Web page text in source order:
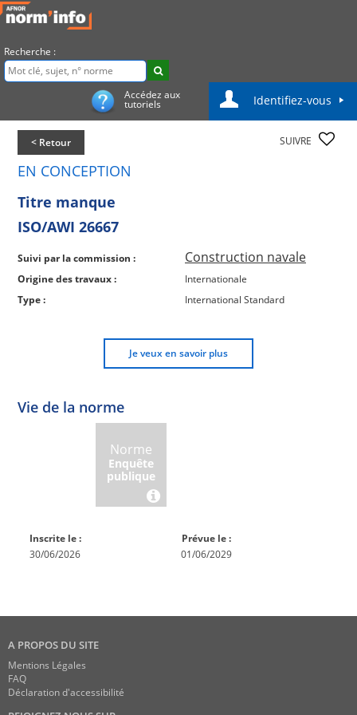
Recherche :
Accédez aux
tutoriels Identifiez-vous
< Retour SUIVRE
EN CONCEPTION
Titre manque
ISO/AWI 26667
Suivi par la commission : Construction navale
Origine des travaux :
Internationale
Type :
International Standard
Je veux en savoir plus
Vie de la norme
Inscrite le :
30/06/2026
Norme
Enquête
publique
Prévue le :
01/06/2029
A PROPOS DU SITE
Mentions Légales
FAQ
Déclaration d'accessibilité